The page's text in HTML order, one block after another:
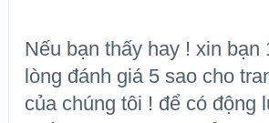
Nếu bạn thấy hay ! xin bạn
lòng đánh giá 5 sao cho
của chúng tôi ! để có động